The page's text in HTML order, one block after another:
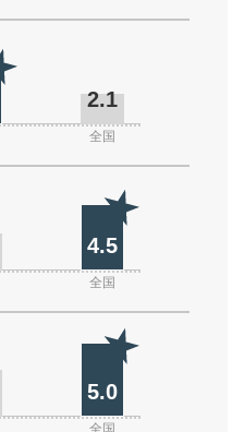
2.1
全国
4.5
全国
5.0